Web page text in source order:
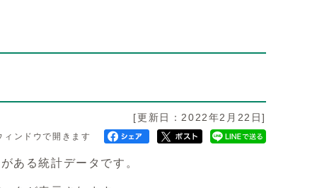
[更新日：2022年2月22日]
ィンドウで開きます
ある統計データです。